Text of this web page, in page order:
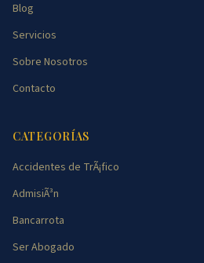
Blog
Servicios
Sobre Nosotros
Contacto
CATEGORÍAS
Accidentes de TrÃ¡fico
AdmisiÃ³n
Bancarrota
Ser Abogado